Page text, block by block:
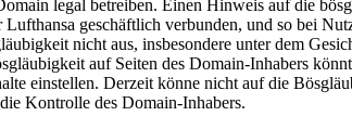
legal betreiben. Einen Hinweis auf die
geschäftlich verbunden, und so bei
nicht aus, insbesondere unter dem
auf Seiten des Domain-Inhabers
einstellen. Derzeit könne nicht auf die
Kontrolle des Domain-Inhabers.